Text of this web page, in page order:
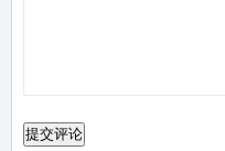
提交评论